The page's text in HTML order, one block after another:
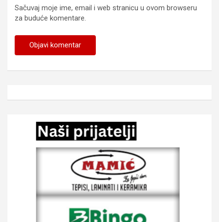
Sačuvaj moje ime, email i web stranicu u ovom browseru
za buduće komentare.